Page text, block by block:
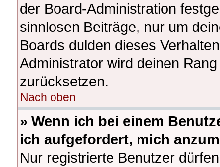
der Board-Administration
sinnlosen Beiträge, nur um
Boards dulden dieses
Administrator wird deinen
zurücksetzen.
Nach oben
» Wenn ich bei einem
ich aufgefordert, mich
Nur registrierte Benutzer